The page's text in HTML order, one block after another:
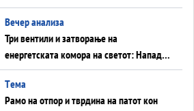
WILDBERRIES
Вечер анализа
Три вентили и затворање на
енергетската комора на светот: Нападот
во Суец најавува глобален енергетски
инфаркт?
Tема
Рамо на отпор и тврдина на патот кон